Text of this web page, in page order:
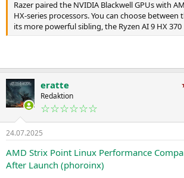
Razer paired the NVIDIA Blackwell GPUs with
HX-series processors. You can choose between
its more powerful sibling, the Ryzen AI 9 HX 370
eratte
Redaktion
☆☆☆☆☆☆
24.07.2025
AMD Strix Point Linux Performance
After Launch (phoroinx)